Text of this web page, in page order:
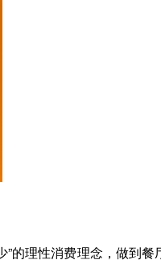
的理性消费理念，做到餐